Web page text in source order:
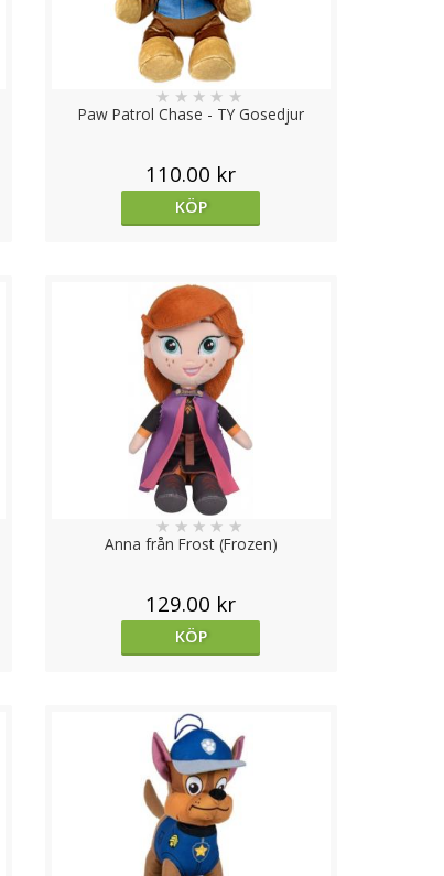
Paw Patrol Chase - TY Gosedjur
★ ★ ★ ★ ★
110.00 kr
KÖP
Anna från Frost (Frozen)
★ ★ ★ ★ ★
129.00 kr
KÖP